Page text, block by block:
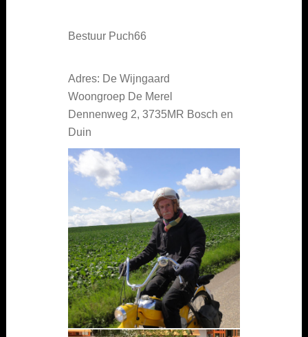
Bestuur Puch66
Adres: De Wijngaard
Woongroep De Merel
Dennenweg 2, 3735MR Bosch en
Duin